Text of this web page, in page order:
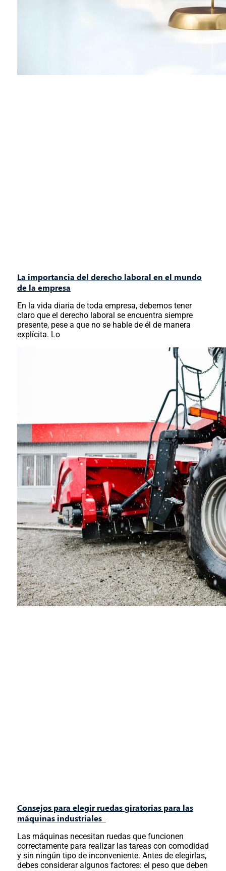
La importancia del derecho laboral en el mundo
de la empresa
En la vida diaria de toda empresa, debemos tener
claro que el derecho laboral se encuentra siempre
presente, pese a que no se hable de él de manera
explícita. Lo
Consejos para elegir ruedas giratorias para las
máquinas industriales
Las máquinas necesitan ruedas que funcionen
correctamente para realizar las tareas con comodidad
y sin ningún tipo de inconveniente. Antes de elegirlas,
debes considerar algunos factores: el peso que deben